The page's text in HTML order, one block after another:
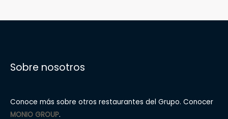
Sobre nosotros
Conoce más sobre otros restaurantes del Grupo. Conocer
MONIO GROUP.